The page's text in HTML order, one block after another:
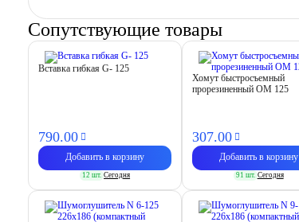
Сопутствующие товары
Вставка гибкая G- 125
790.00
Добавить в корзину
12 шт. Сегодня
Хомут быстросъемный
прорезиненный OM 125
307.00
Добавить в корзину
91 шт. Сегодня